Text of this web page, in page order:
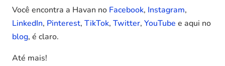
Você encontra a Havan no Facebook, Instagram,
LinkedIn, Pinterest, TikTok, Twitter, YouTube e aqui no
blog, é claro.
Até mais!